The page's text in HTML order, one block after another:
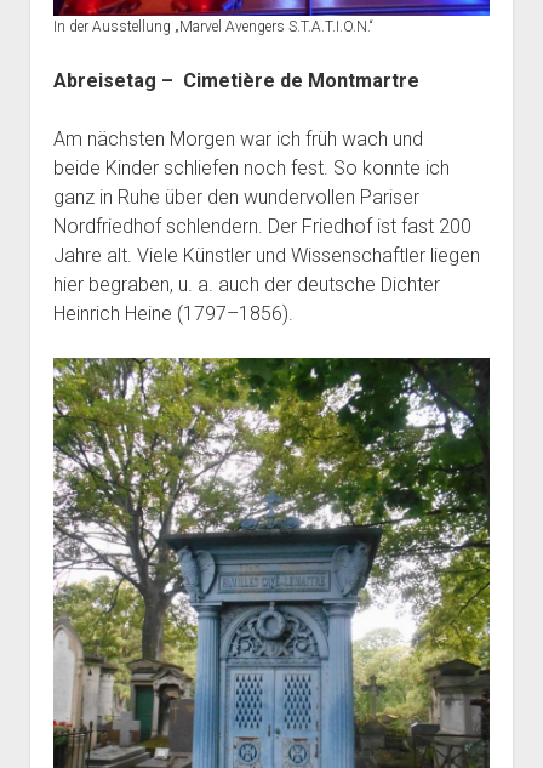
In der Ausstellung „Marvel Avengers S.T.A.T.I.O.N.“
Abreisetag – Cimetière de Montmartre
Am nächsten Morgen war ich früh wach und
beide Kinder schliefen noch fest. So konnte ich
ganz in Ruhe über den wundervollen Pariser
Nordfriedhofschlendern. Der Friedhof ist fast 200
Jahre alt. Viele Künstler und Wissenschaftler liegen
hier begraben, u. a. auch der deutsche Dichter
Heinrich Heine (1797–1856).